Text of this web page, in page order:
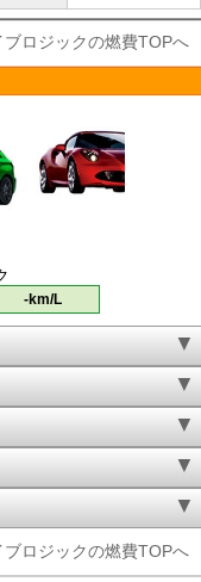
ロジックの燃費TOPへ
-km/L
ロジックの燃費TOPへ